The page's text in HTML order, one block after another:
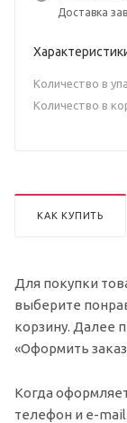
Доставка
Количество в
Количество в
КАК КУПИТЬ
Для покупки
выберите
корзину. Далее
«Оформить
Когда
телефон и e-